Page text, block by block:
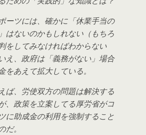
ーツには、確かに「休業手当の
はないのかもしれない（もちろ
をしてみなければわからない
え、政府は「義務がない」場合
をあえて拡大している。
ば、労使双方の問題は解決する
、政策を立案してる厚労省がコ
に助成金の利用を強制すること
。